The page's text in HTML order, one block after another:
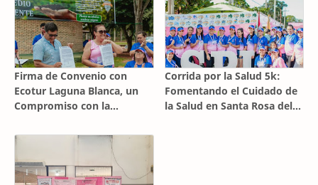
Firma de Convenio con
Ecotur Laguna Blanca, un
Compromiso con la
Corrida por la Salud 5k:
Fomentando el Cuidado de
la Salud en Santa Rosa del